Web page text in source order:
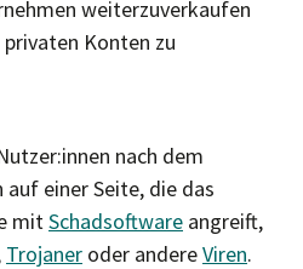
weiterzuverkaufen
Konten zu
nach dem
auf einer Seite, die das
mitSchadsoftware angreift,
Trojaner oder andereViren.